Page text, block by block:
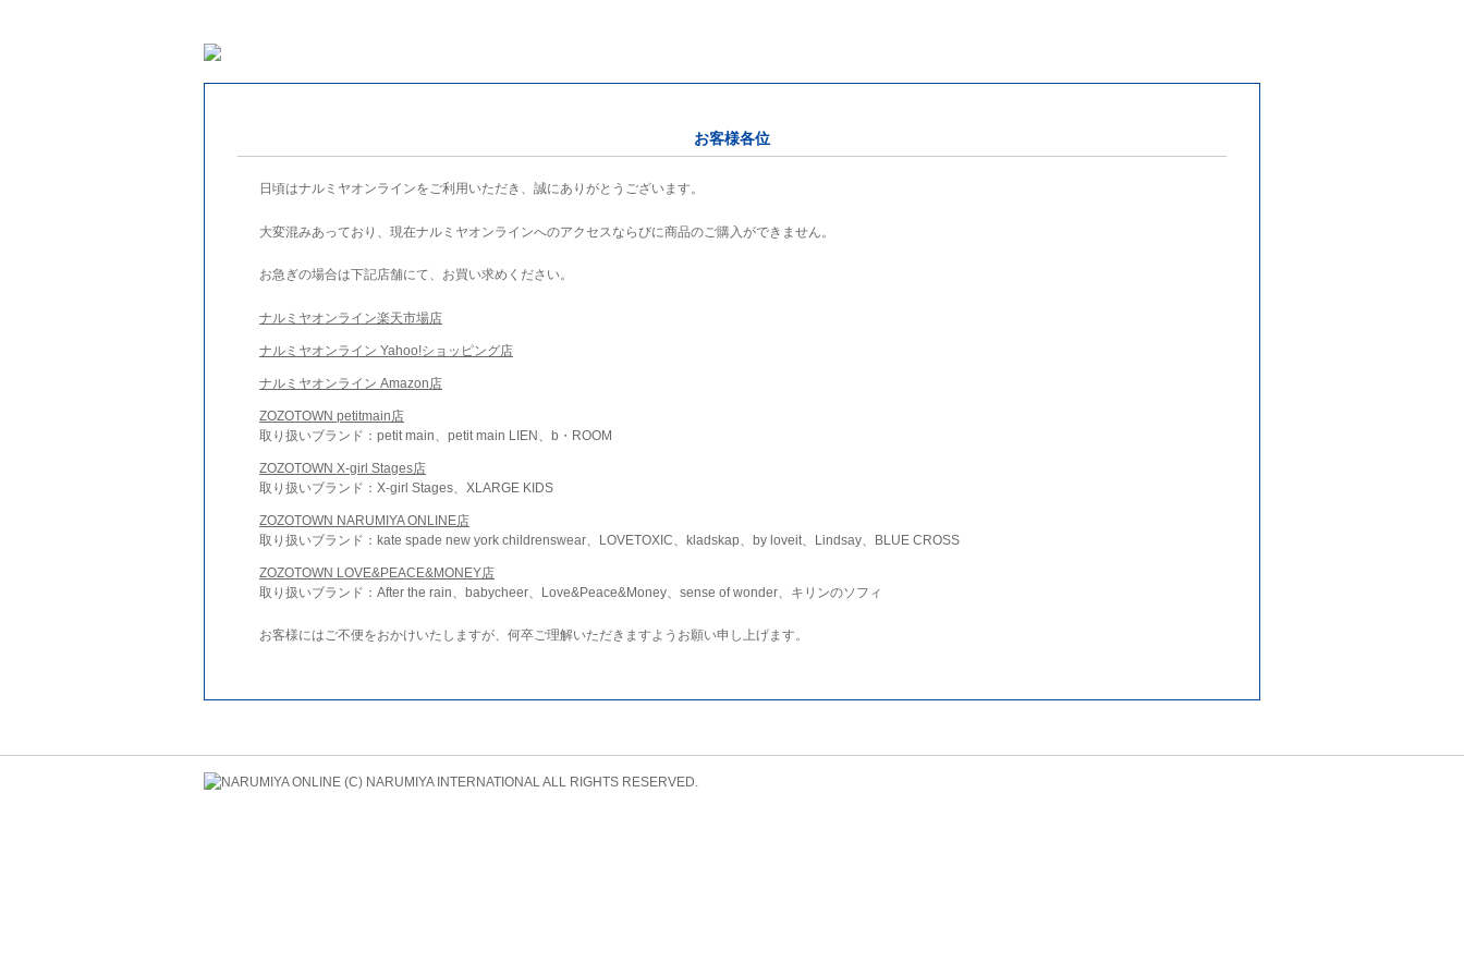
お客様各位
日頃はナルミヤオンラインをご利用いただき、誠にありがとうございます。
大変混みあっており、現在ナルミヤオンラインへのアクセスならびに商品のご購入ができません。
お急ぎの場合は下記店舗にて、お買い求めください。
ナルミヤオンライン楽天市場店
ナルミヤオンライン Yahoo!ショッピング店
ナルミヤオンライン Amazon店
ZOZOTOWN petitmain店
取り扱いブランド：petit main、petit main LIEN、b・ROOM
ZOZOTOWN X-girl Stages店
取り扱いブランド：X-girl Stages、XLARGE KIDS
ZOZOTOWN NARUMIYA ONLINE店
取り扱いブランド：kate spade new york childrenswear、LOVETOXIC、kladskap、by loveit、Lindsay、BLUE CROSS
ZOZOTOWN LOVE&PEACE&MONEY店
取り扱いブランド：After the rain、babycheer、Love&Peace&Money、sense of wonder、キリンのソフィ
お客様にはご不便をおかけいたしますが、何卒ご理解いただきますようお願い申し上げます。